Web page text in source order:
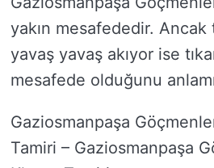
yakın mesafededir. Ancak
yavaş yavaş akıyor ise
mesafede olduğunu
Gaziosmanpaşa
Tamiri – Gaziosmanpaşa